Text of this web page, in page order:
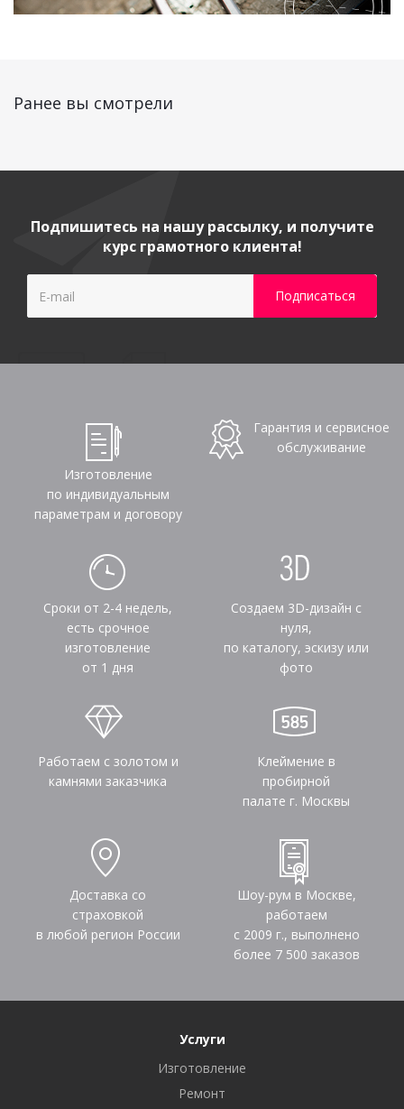
Ранее вы смотрели
Подпишитесь на нашу рассылку, и получите
курс грамотного клиента!
Изготовление
по индивидуальным
параметрам и договору
Гарантия и сервисное
обслуживание
Сроки от 2-4 недель,
есть срочное
изготовление
от 1 дня
Создаем 3D-дизайн с
нуля,
по каталогу, эскизу или
фото
Работаем с золотом и
камнями заказчика
Клеймение в
пробирной
палате г. Москвы
Доставка со
страховкой
в любой регион России
Шоу-рум в Москве,
работаем
с 2009 г., выполнено
более 7 500 заказов
Услуги
Изготовление
Ремонт